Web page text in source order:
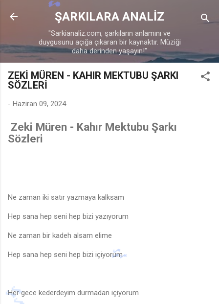
Ana içeriğe atla
ŞARKILARA ANALİZ
"Sarkianaliz.com, şarkıların anlamını ve
duygusunu açığa çıkaran bir kaynaktır. Müziği
daha derinden yaşayın!"
ZEKİ MÜREN - KAHIR MEKTUBU ŞARKI
SÖZLERİ
- Haziran 09, 2024
Zeki Müren - Kahır Mektubu Şarkı
Sözleri
Ne zaman iki satır yazmaya kalksam
Hep sana hep seni hep bizi yazıyorum
Ne zaman bir kadeh alsam elime
Hep sana hep seni hep bizi içiyorum
Her gece kederdeyim durmadan içiyorum